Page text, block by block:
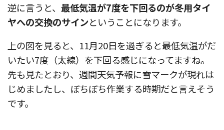
逆に言うと、 最低気温が7度を下回るのが冬用タイ
ヤへの交換のサインということになります。
上の図を見ると、11月20日を過ぎると最低気温がだ
いたい7度（太線）を下回る感じになってますね。
先も見たとおり、週間天気予報に雪マークが現れは
じめましたし、ぼちぼち作業する時期だと言えそう
です。